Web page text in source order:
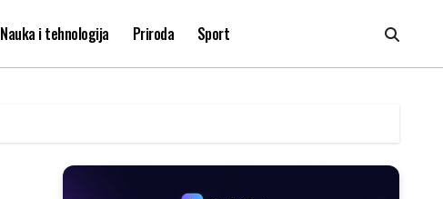
Nauka i tehnologija Priroda Sport